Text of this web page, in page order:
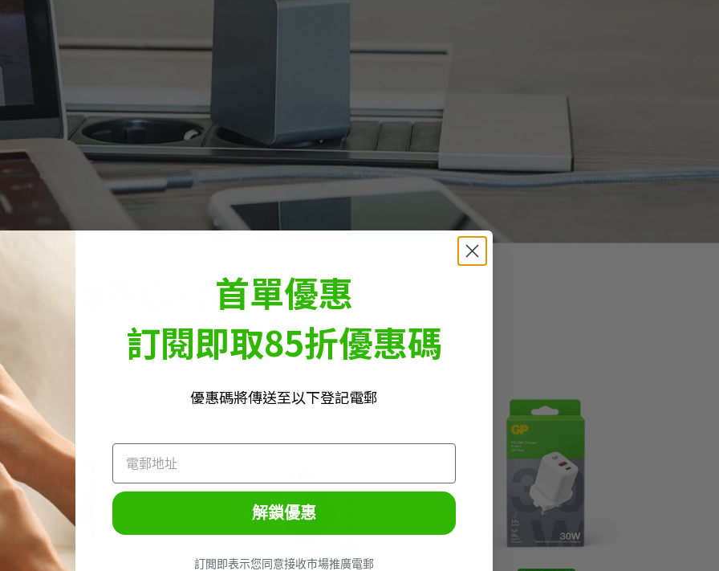
汽車及插牆式充電器
首單優惠
訂閱即取85折優惠碼
優惠碼將傳送至以下登記電郵
解鎖優惠
訂閲即表示您同意接收市場推廣電郵